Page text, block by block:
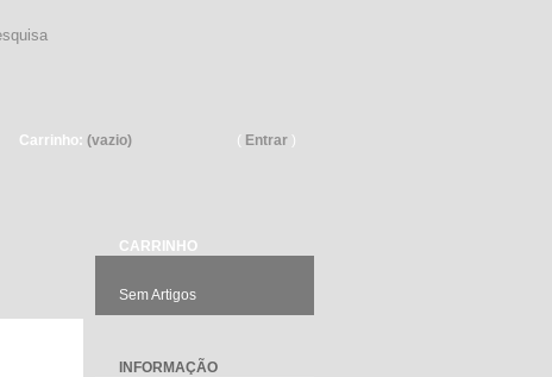
Carrinho: (vazio) ( Entrar)
CARRINHO
Sem Artigos
INFORMAÇÃO